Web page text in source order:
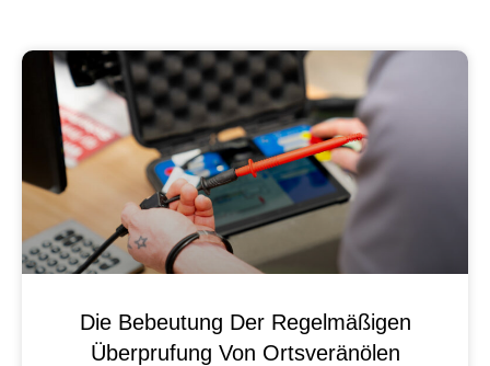
Die Bebeutung Der Regelmäßigen
Überprufung Von Ortsveränölen